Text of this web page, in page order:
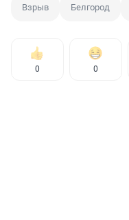
Взрыв Белгород
0 0